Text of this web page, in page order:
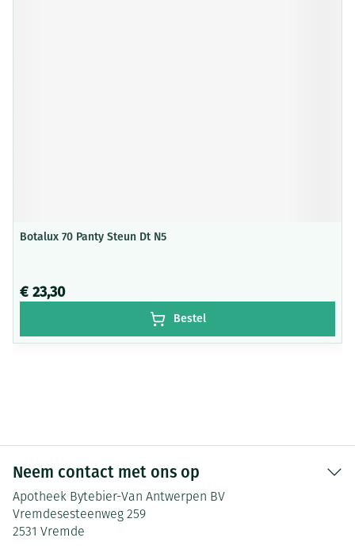
Botalux 70 Panty Steun Dt N5
€ 23,30
Bestel
Neem contact met ons op
Apotheek Bytebier-Van Antwerpen BV
Vremdesesteenweg 259
2531 Vremde